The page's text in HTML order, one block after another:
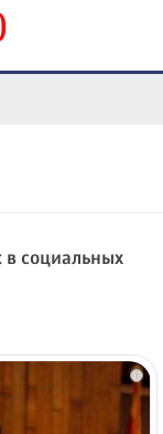
в социальных
i